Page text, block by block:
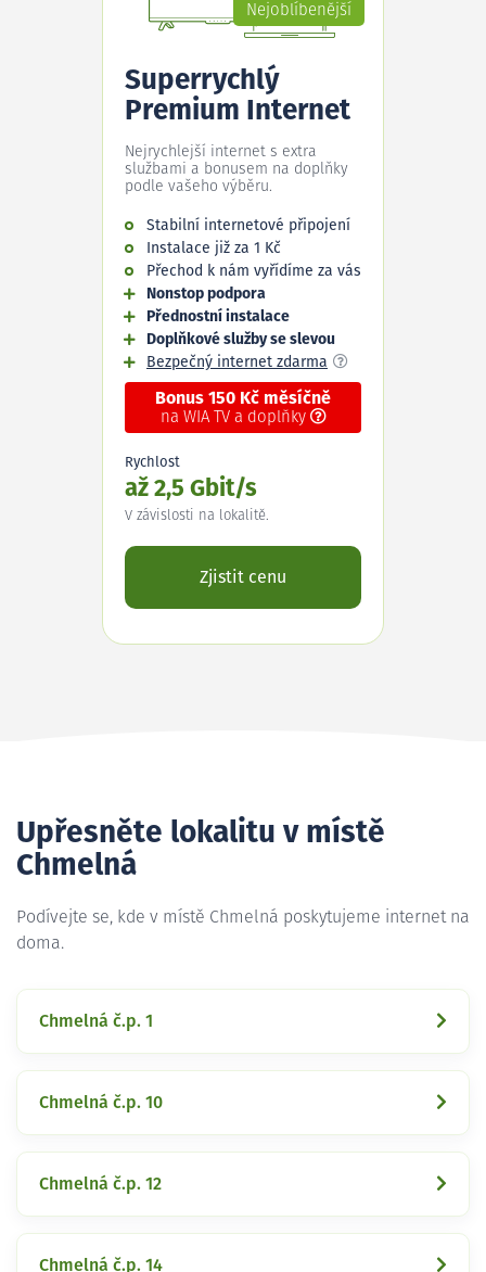
Nejoblíbenější
Superrychlý
Premium Internet
Nejrychlejší internet s extra
službami a bonusem na doplňky
podle vašeho výběru.
Stabilní internetové připojení
Instalace již za 1 Kč
Přechod k nám vyřídíme za vás
Nonstop podpora
Přednostní instalace
Doplňkové služby se slevou
Bezpečný internet zdarma
Bonus 150 Kč měsíčně
na WIA TV a doplňky
Rychlost
až 2,5 Gbit/s
V závislosti na lokalitě.
Zjistit cenu
Upřesněte lokalitu v místě
Chmelná
Podívejte se, kde v místě Chmelná poskytujeme internet na
doma.
Chmelná č.p. 1
Chmelná č.p. 10
Chmelná č.p. 12
Chmelná č.p. 14